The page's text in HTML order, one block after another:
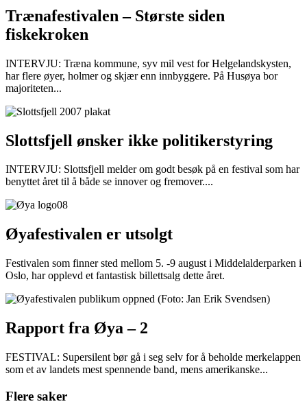
Trænafestivalen – Største siden
fiskekroken
INTERVJU: Træna kommune, syv mil vest for Helgelandskysten,
har flere øyer, holmer og skjær enn innbyggere. På Husøya bor
majoriteten...
Slottsfjell ønsker ikke politikerstyring
INTERVJU: Slottsfjell melder om godt besøk på en festival som har
benyttet året til å både se innover og fremover....
Øyafestivalen er utsolgt
Festivalen som finner sted mellom 5. -9 august i Middelalderparken i
Oslo, har opplevd et fantastisk billettsalg dette året.
Rapport fra Øya – 2
FESTIVAL: Supersilent bør gå i seg selv for å beholde merkelappen
som et av landets mest spennende band, mens amerikanske...
Flere saker